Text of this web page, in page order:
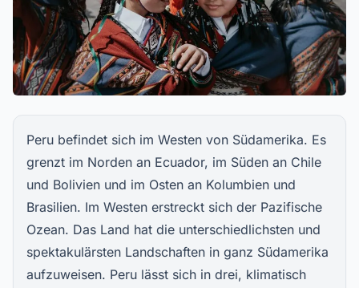
Peru befindet sich im Westen von Südamerika. Es
grenzt im Norden an Ecuador, im Süden an Chile
und Bolivien und im Osten an Kolumbien und
Brasilien. Im Westen erstreckt sich der Pazifische
Ozean. Das Land hat die unterschiedlichsten und
spektakulärsten Landschaften in ganz Südamerika
aufzuweisen. Peru lässt sich in drei, klimatisch